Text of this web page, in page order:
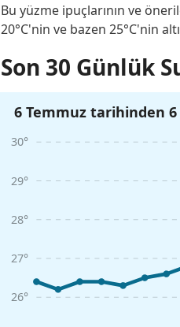
Bu yüzme ipuçlarının ve
20°C'nin ve bazen 25°C'nin
Son 30 Günlük
6 Temmuz tarihinden
26°
27°
28°
29°
30°